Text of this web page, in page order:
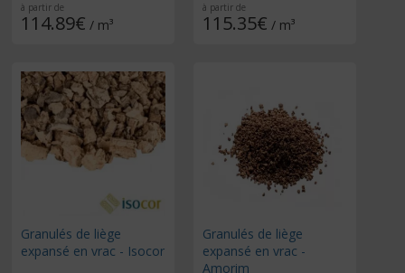
à partir de
114.89€ / m³
à partir de
115.35€ / m³
Granulés de liège
expansé en vrac - Isocor
Granulés de liège
expansé en vrac -
Amorim